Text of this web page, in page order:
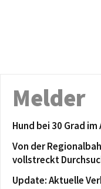
Melder
Hund bei 30 Grad
Von der
vollstreckt
Update: Aktuelle